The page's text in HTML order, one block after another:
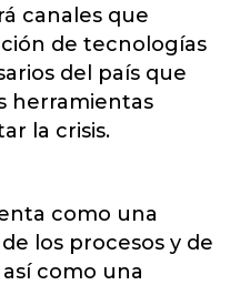
canales que
de tecnologías
del país que
herramientas
la crisis.
como una
los procesos y de
como una